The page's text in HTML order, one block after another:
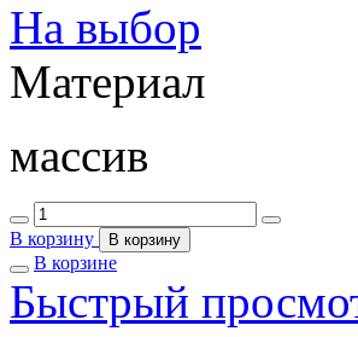
На выбор
Материал
массив
В корзину В корзину
В корзине
Быстрый